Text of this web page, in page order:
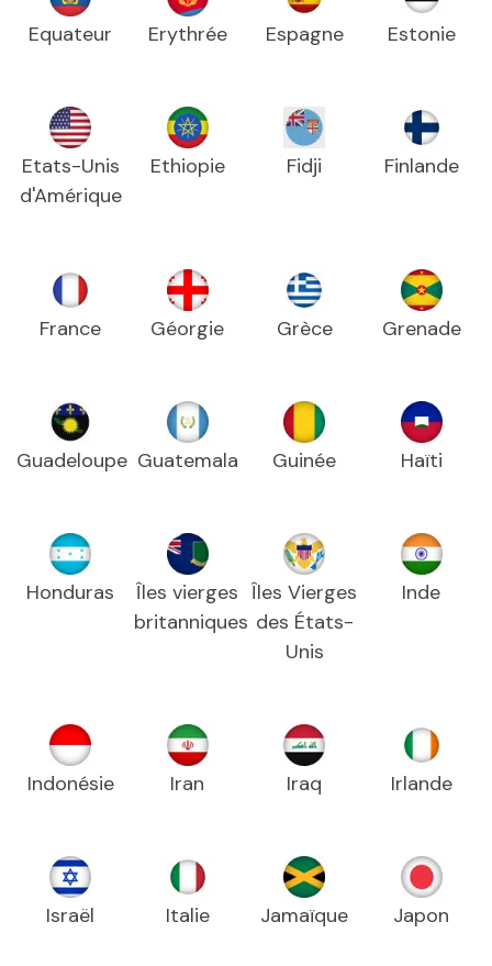
Equateur Erythrée Espagne Estonie
Etats-Unis
d'Amérique
Ethiopie Fidji Finlande
France Géorgie Grèce Grenade
Guadeloupe Guatemala Guinée Haïti
Honduras
Îles vierges
britanniques
Îles Vierges
des États-
Unis
Inde
Indonésie Iran Iraq Irlande
Israël Italie Jamaïque Japon